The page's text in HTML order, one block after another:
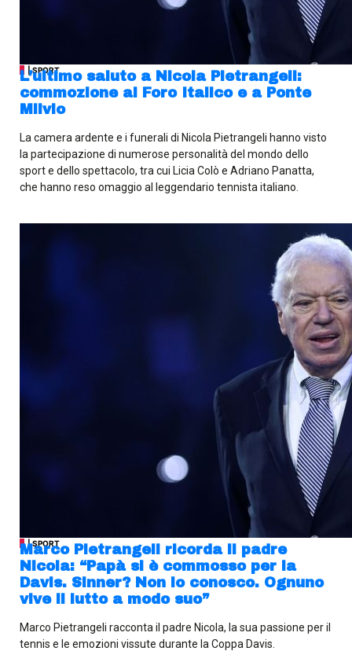
| SPORT
L’ultimo saluto a Nicola Pietrangeli:
commozione al Foro Italico e a Ponte
Milvio
La camera ardente e i funerali di Nicola Pietrangeli hanno visto
la partecipazione di numerose personalità del mondo dello
sport e dello spettacolo, tra cui Licia Colò e Adriano Panatta,
che hanno reso omaggio al leggendario tennista italiano.
| SPORT
Marco Pietrangeli ricorda il padre
Nicola: “Papà si è commosso per la
Davis. Sinner? Non lo conosco. Ognuno
vive il lutto a modo suo”
Marco Pietrangeli racconta il padre Nicola, la sua passione per il
tennis e le emozioni vissute durante la Coppa Davis.